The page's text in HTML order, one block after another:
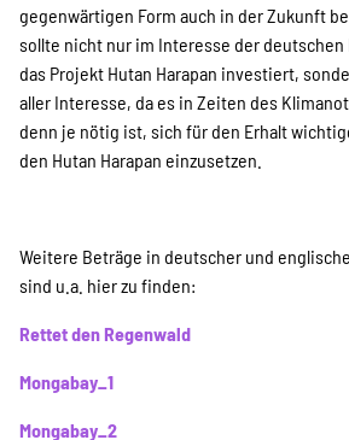
gegenwärtigen Form auch in der Zukunft
sollte nicht nur im Interesse der
das Projekt Hutan Harapan investiert,
aller Interesse, da es in Zeiten des
denn je nötig ist, sich für den Erhalt
den Hutan Harapan einzusetzen.
Weitere Beträge in deutscher und
sind u.a. hier zu finden:
Rettet den Regenwald
Mongabay_1
Mongabay_2